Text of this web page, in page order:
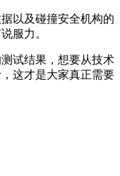
以及碰撞安全机构的
服力。
试结果，想要从技术
这才是大家真正需要